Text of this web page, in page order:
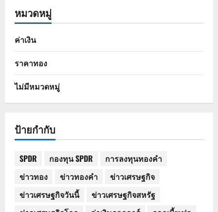
หมวดหมู่
ค่าเงิน
ราคาทอง
ไม่มีหมวดหมู่
ป้ายกำกับ
SPDR กองทุน SPDR
การลงทุนทองคำ
ข่าวทอง
ข่าวทองคำ
ข่าวเศรษฐกิจ
ข่าวเศรษฐกิจวันนี้
ข่าวเศรษฐกิจสหรัฐ